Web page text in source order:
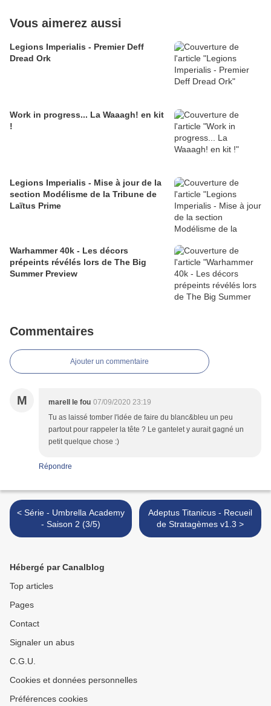
Vous aimerez aussi
Legions Imperialis - Premier Deff
Dread Ork
Work in progress... La Waaagh! en kit
!
Legions Imperialis - Mise à jour de la
section Modélisme de la Tribune de
Laïtus Prime
Warhammer 40k - Les décors
prépeints révélés lors de The Big
Summer Preview
Commentaires
Ajouter un commentaire
M marell le fou 07/09/2020 23:19
Tu as laissé tomber l'idée de faire du blanc&bleu un peu
partout pour rappeler la tête ? Le gantelet y aurait gagné un
petit quelque chose :)
Répondre
< Série - Umbrella Academy
- Saison 2 (3/5)
Adeptus Titanicus - Recueil
de Stratagèmes v1.3 >
Hébergé par Canalblog
Top articles
Pages
Contact
Signaler un abus
C.G.U.
Cookies et données personnelles
Préférences cookies